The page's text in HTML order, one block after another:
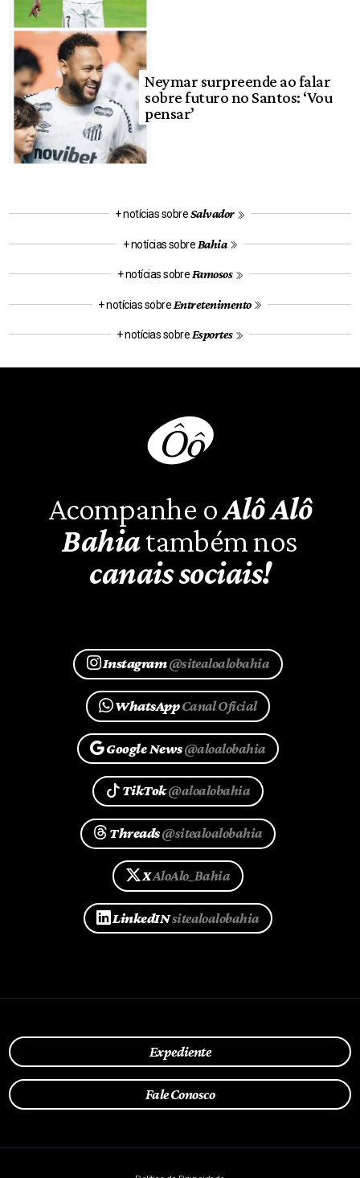
Neymar surpreende ao falar
sobre futuro no Santos: ‘Vou
pensar’
+ notícias sobreSalvador
+ notícias sobre Bahia
+ notícias sobre Famosos
+ notícias sobre Entretenimento
+ notícias sobre Esportes
Acompanhe oAlô Alô
Bahiatambém nos
canais sociais!
Instagram@sitealoalobahia
WhatsAppCanal Oficial
Google News@aloalobahia
TikTok@aloalobahia
Threads@sitealoalobahia
XAloAlo_Bahia
LinkedINsitealoalobahia
Expediente
Fale Conosco